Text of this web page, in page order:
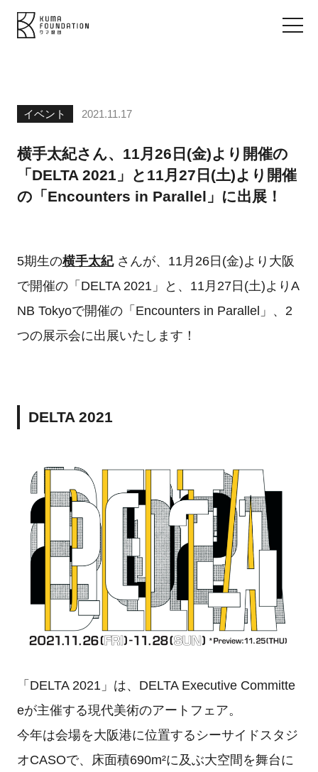
イベント 2021.11.17
横手太紀さん、11月26日(金)より開催の
「DELTA 2021」と11月27日(土)より開催
の「Encounters in Parallel」に出展！
5期生の横手太紀さんが、11月26日(金)より大阪
で開催の「DELTA 2021」と、11月27日(土)よりA
NB Tokyoで開催の「Encounters in Parallel」、2
つの展示会に出展いたします！
DELTA 2021
「DELTA 2021」は、DELTA Executive Committe
eが主催する現代美術のアートフェア。
今年は会場を大阪港に位置するシーサイドスタジ
オCASOで、床面積690m²に及ぶ大空間を舞台に